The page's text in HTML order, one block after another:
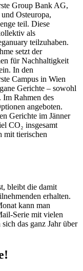
Group Bank AG,
Osteuropa,
teil. Diese
als
teilzuhaben.
setzt der
für Nachhaltigkeit
In den
Campus in Wien
Gerichte – sowohl
Im Rahmen des
angeboten.
Gerichte im Jänner
CO₂ insgesamt
mit tierischen
bleibt die damit
erhalten.
kann man
Serie mit vielen
das ganz Jahr über